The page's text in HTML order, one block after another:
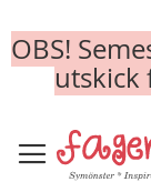
OBS!
utskick
to
Content